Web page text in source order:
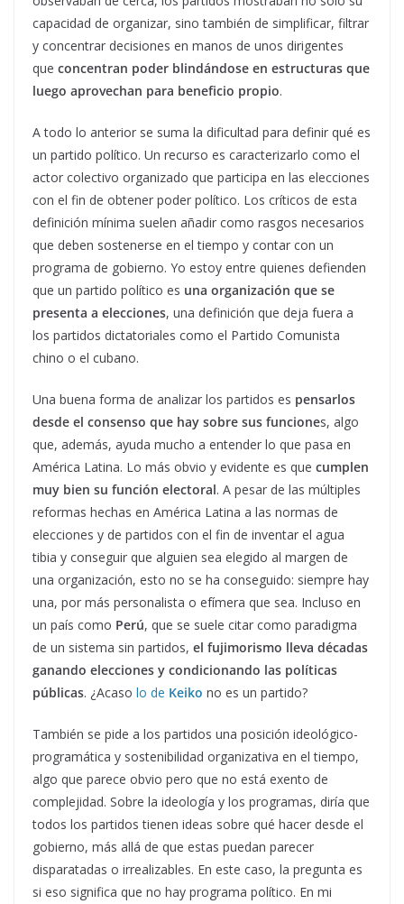
capacidad de organizar, sino también de simplificar, filtrar
y concentrar decisiones en manos de unos dirigentes
que concentran poder blindándose en estructuras que
luego aprovechan para beneficio propio.
A todo lo anterior se suma la dificultad para definir qué es
un partido político. Un recurso es caracterizarlo como el
actor colectivo organizado que participa en las elecciones
con el fin de obtener poder político. Los críticos de esta
definición mínima suelen añadir como rasgos necesarios
que deben sostenerse en el tiempo y contar con un
programa de gobierno. Yo estoy entre quienes defienden
que un partido político es una organización que se
presenta a elecciones, una definición que deja fuera a
los partidos dictatoriales como el Partido Comunista
chino o el cubano.
Una buena forma de analizar los partidos es pensarlos
desde el consenso que hay sobre sus funciones, algo
que, además, ayuda mucho a entender lo que pasa en
América Latina. Lo más obvio y evidente es que cumplen
muy bien su función electoral. A pesar de las múltiples
reformas hechas en América Latina a las normas de
elecciones y de partidos con el fin de inventar el agua
tibia y conseguir que alguien sea elegido al margen de
una organización, esto no se ha conseguido: siempre hay
una, por más personalista o efímera que sea. Incluso en
un país como Perú, que se suele citar como paradigma
de un sistema sin partidos, el fujimorismo lleva décadas
ganando elecciones y condicionando las políticas
públicas. ¿Acaso lo de Keiko no es un partido?
También se pide a los partidos una posición ideológico-
programática y sostenibilidad organizativa en el tiempo,
algo que parece obvio pero que no está exento de
complejidad. Sobre la ideología y los programas, diría que
todos los partidos tienen ideas sobre qué hacer desde el
gobierno, más allá de que estas puedan parecer
disparatadas o irrealizables. En este caso, la pregunta es
si eso significa que no hay programa político. En mi